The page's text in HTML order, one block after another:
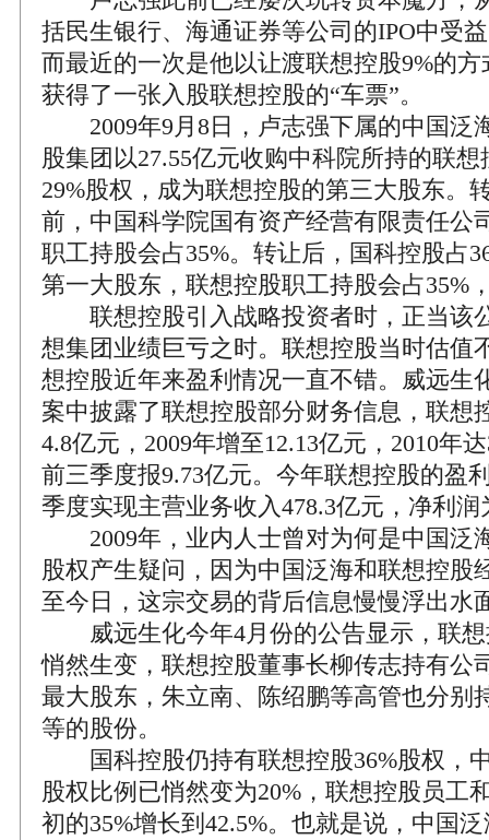
括民生银行、海通证券等公司的IPO中受
而最近的一次是他以让渡联想控股9%的方
获得了一张入股联想控股的“车票”。
2009年9月8日，卢志强下属的中国泛
股集团以27.55亿元收购中科院所持的联想
29%股权，成为联想控股的第三大股东。
前，中国科学院国有资产经营有限责任公
职工持股会占35%。转让后，国科控股占
第一大股东，联想控股职工持股会占35%
联想控股引入战略投资者时，正当该
想集团业绩巨亏之时。联想控股当时估值
想控股近年来盈利情况一直不错。威远生
案中披露了联想控股部分财务信息，联想
4.8亿元，2009年增至12.13亿元，2010年
前三季度报9.73亿元。今年联想控股的盈
季度实现主营业务收入478.3亿元，净利润
2009年，业内人士曾对为何是中国泛
股权产生疑问，因为中国泛海和联想控股
至今日，这宗交易的背后信息慢慢浮出水
威远生化今年4月份的公告显示，联想
悄然生变，联想控股董事长柳传志持有公
最大股东，朱立南、陈绍鹏等高管也分别
等的股份。
国科控股仍持有联想控股36%股权，
股权比例已悄然变为20%，联想控股员工
初的35%增长到42.5%。也就是说，中国